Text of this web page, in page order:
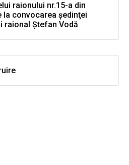
raionului nr.15-a din
la convocarea şedinţei
raional Ştefan Vodă